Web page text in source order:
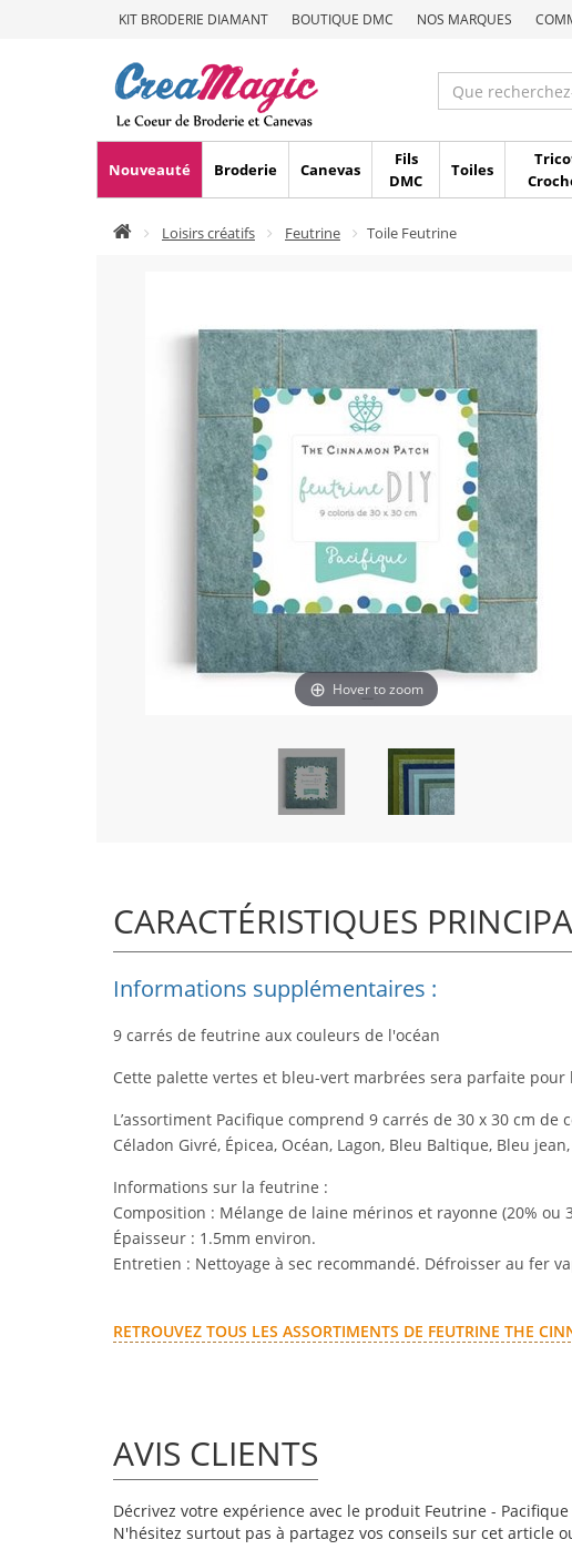
KIT BRODERIE DIAMANT BOUTIQUE DMC NOS MARQUES
Nouveauté Broderie Canevas
Fils
DMC
Toiles
Loisirs créatifs Feutrine Toile Feutrine
Hover to zoom
CARACTÉRISTIQUES
Informations supplémentaires :
9 carrés de feutrine aux couleurs de l'océan
Cette palette vertes et bleu-vert marbrées sera parfaite
L’assortiment Pacifique comprend 9 carrés de 30 x 30 cm de
Céladon Givré, Épicea, Océan, Lagon, Bleu Baltique, Bleu
Informations sur la feutrine :
Composition : Mélange de laine mérinos et rayonne (20% ou
Épaisseur : 1.5mm environ.
Entretien : Nettoyage à sec recommandé. Défroisser au fer
RETROUVEZ TOUS LES ASSORTIMENTS DE FEUTRINE THE
AVIS CLIENTS
Décrivez votre expérience avec le produit Feutrine -
N'hésitez surtout pas à partagez vos conseils sur cet article